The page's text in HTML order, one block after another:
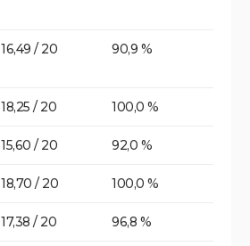
16,49 / 20 90,9 %
18,25 / 20 100,0 %
15,60 / 20 92,0 %
18,70 / 20 100,0 %
17,38 / 20 96,8 %